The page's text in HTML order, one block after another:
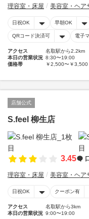
理容室・床屋 美容室・ヘア
日祝OK 早朝OK
QRコード決済可 電子
アクセス
名取駅から2.2km
本日の営業状況 8:30〜19:00
価格帯
￥2,500〜￥3,500
店舗公式
S.feel 柳生店
3.45
理容室・床屋 美容室・ヘア
日祝OK クーポン有
アクセス
名取駅から3km
本日の営業状況 9:00〜19:00